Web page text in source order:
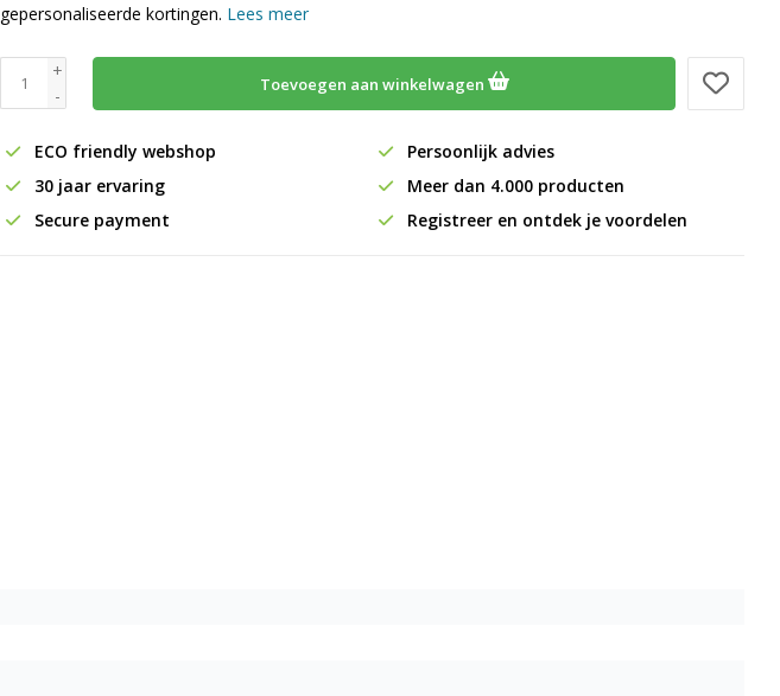
gepersonaliseerde kortingen. Lees meer
+
-
Toevoegen aan winkelwagen
ECO friendly webshop
Persoonlijk advies
30 jaar ervaring
Meer dan 4.000 producten
Secure payment
Registreer en ontdek je voordelen